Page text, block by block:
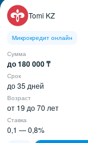
Tomi KZ
Микрокредит онлайн
Сумма
до 180 000 ₸
Срок
до 35 дней
Возраст
от 19 до 70 лет
Ставка
0,1 — 0,8%